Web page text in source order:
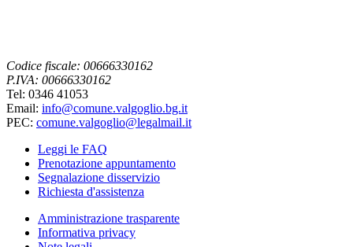
Codice fiscale: 00666330162
P.IVA: 00666330162
Tel: 0346 41053
Email: info@comune.valgoglio.bg.it
PEC: comune.valgoglio@legalmail.it
Leggi le FAQ
Prenotazione appuntamento
Segnalazione disservizio
Richiesta d'assistenza
Amministrazione trasparente
Informativa privacy